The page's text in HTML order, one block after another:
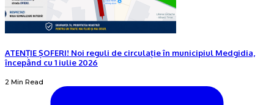
ATENȚIE ȘOFERI! Noi reguli de circulație în municipiul Medgidia,
începând cu 1 iulie 2026
2 Min Read